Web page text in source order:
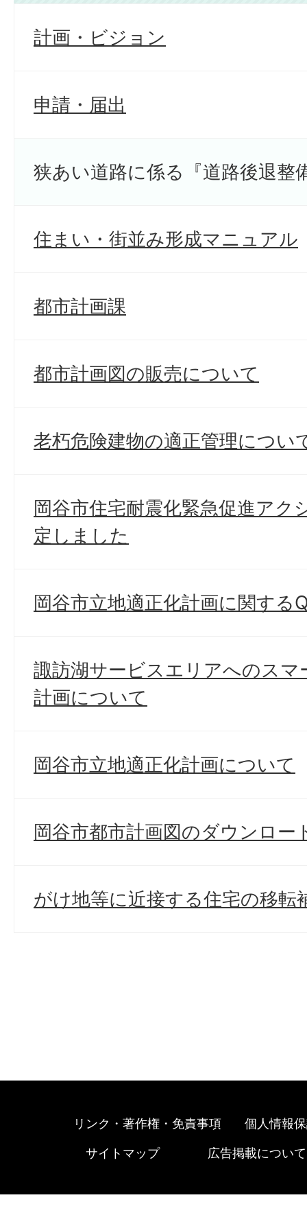
計画・ビジョン
申請・届出
狭あい道路に係る『道路後退整
住まい・街並み形成マニュアル
都市計画課
都市計画図の販売について
老朽危険建物の適正管理につい
岡谷市住宅耐震化緊急促進アク
定しました
岡谷市立地適正化計画に関する
諏訪湖サービスエリアへのス
計画について
岡谷市立地適正化計画について
岡谷市都市計画図のダウンロー
がけ地等に近接する住宅の移転
リンク・著作権・免責事項 個人情報
サイトマップ 広告掲載について